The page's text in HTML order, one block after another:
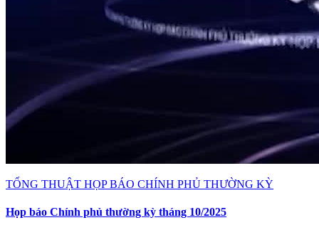
TỔNG THUẬT HỌP BÁO CHÍNH PHỦ THƯỜNG KỲ
Họp báo Chính phủ thường kỳ tháng 10/2025